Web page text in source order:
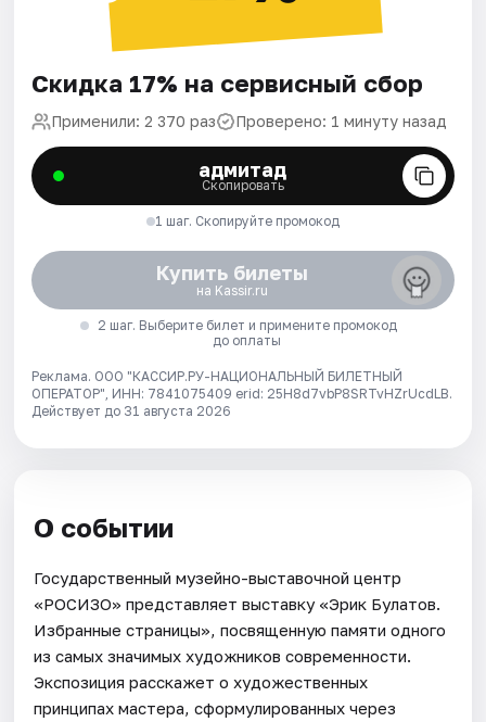
Скидка 17% на сервисный сбор
Применили: 2 370 раз Проверено: 1 минуту назад
адмитад
Скопировать
1 шаг. Скопируйте промокод
Купить билеты
на Kassir.ru
2 шаг. Выберите билет и примените промокод
до оплаты
Реклама. ООО "КАССИР.РУ-НАЦИОНАЛЬНЫЙ БИЛЕТНЫЙ
ОПЕРАТОР", ИНН: 7841075409 erid: 25H8d7vbP8SRTvHZrUcdLB.
Действует до 31 августа 2026
О событии
Государственный музейно-выставочной центр
«РОСИЗО» представляет выставку «Эрик Булатов.
Избранные страницы», посвященную памяти одного
из самых значимых художников современности.
Экспозиция расскажет о художественных
принципах мастера, сформулированных через